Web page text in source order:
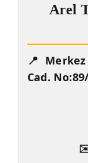
Arel
📍
Cad.